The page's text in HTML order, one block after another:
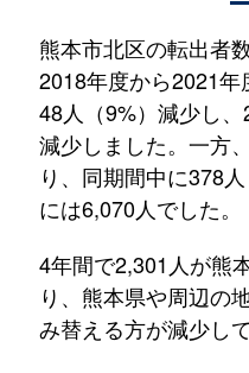
熊本市北区の転出者
2018年度から2021
48人（9%）減少し
減少しました。一方
り、同期間中に378
には6,070人でした。
4年間で2,301人が熊
り、熊本県や周辺の
み替える方が減少し